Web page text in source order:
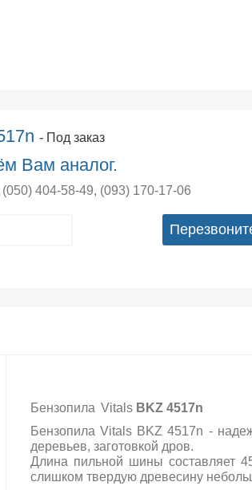
- Под заказ
Вам аналог.
(050) 404-58-49, (093) 170-17-06
Бензопила VitalsBKZ 4517n
Бензопила Vitals BKZ 4517n -
деревьев, заготовкой дров.
Длина пильной шины составляет
слишком твердую древесину